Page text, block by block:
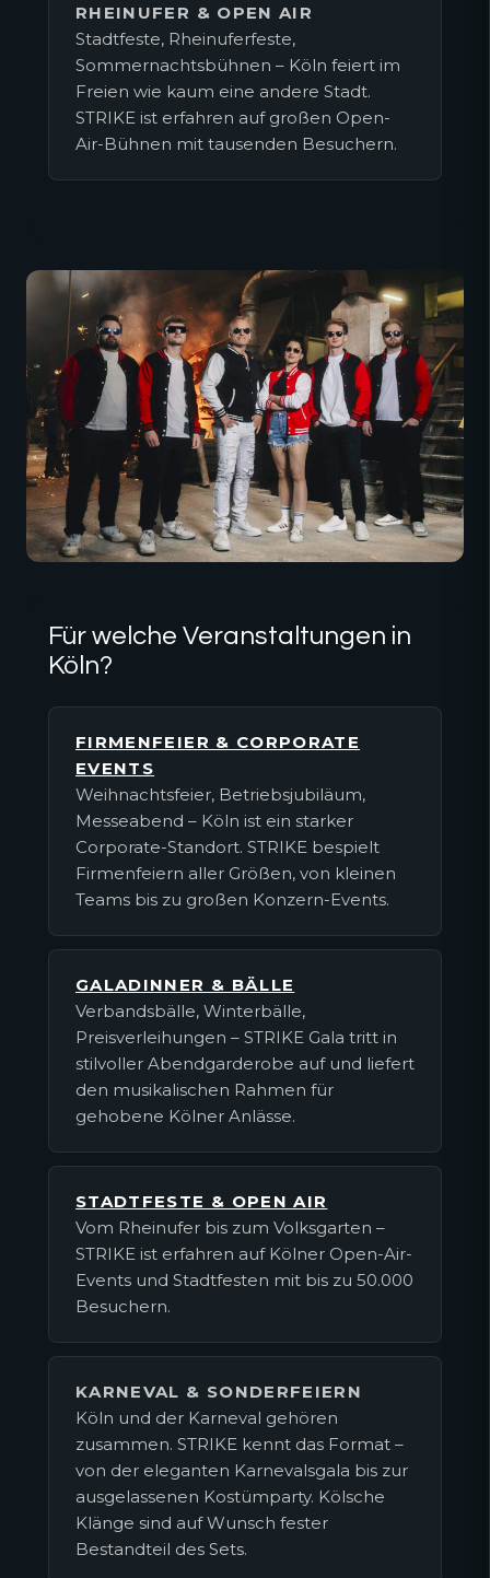
RHEINUFER & OPEN AIR
Stadtfeste, Rheinuferfeste,
Sommernachtsbühnen – Köln feiert im
Freien wie kaum eine andere Stadt.
STRIKE ist erfahren auf großen Open-
Air-Bühnen mit tausenden Besuchern.
Für welche Veranstaltungen in
Köln?
FIRMENFEIER & CORPORATE
EVENTS
Weihnachtsfeier, Betriebsjubiläum,
Messeabend – Köln ist ein starker
Corporate-Standort. STRIKE bespielt
Firmenfeiern aller Größen, von kleinen
Teams bis zu großen Konzern-Events.
GALADINNER & BÄLLE
Verbandsbälle, Winterbälle,
Preisverleihungen – STRIKE Gala tritt in
stilvoller Abendgarderobe auf und liefert
den musikalischen Rahmen für
gehobene Kölner Anlässe.
STADTFESTE & OPEN AIR
Vom Rheinufer bis zum Volksgarten –
STRIKE ist erfahren auf Kölner Open-Air-
Events und Stadtfesten mit bis zu 50.000
Besuchern.
KARNEVAL & SONDERFEIERN
Köln und der Karneval gehören
zusammen. STRIKE kennt das Format –
von der eleganten Karnevalsgala bis zur
ausgelassenen Kostümparty. Kölsche
Klänge sind auf Wunsch fester
Bestandteil des Sets.